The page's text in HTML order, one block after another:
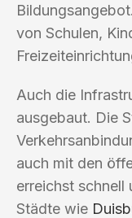
von Schulen,
Auch die
ausgebaut. Die
auch mit den
erreichst schnell
Städte wie